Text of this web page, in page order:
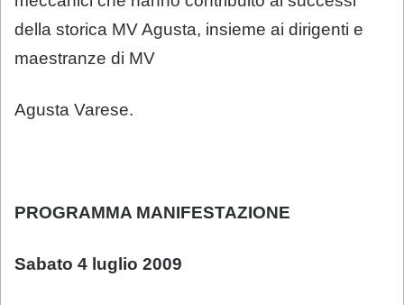
della storica MV Agusta, insieme ai dirigenti e
maestranze di MV
Agusta Varese.
PROGRAMMA MANIFESTAZIONE
Sabato 4 luglio 2009